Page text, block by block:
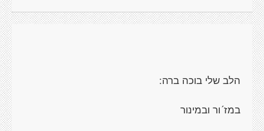
הלב שלי בוכה ברה:
במז´ור ובמינור